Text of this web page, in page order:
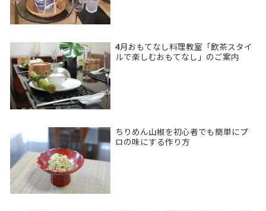
4月おもてなし料理教室「飲茶スタイ
ルで楽しむおもてなし」のご案内
ちりめん山椒を初心者でも簡単にプ
ロの味にする作り方